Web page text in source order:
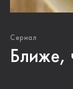
Сериал
Ближе,